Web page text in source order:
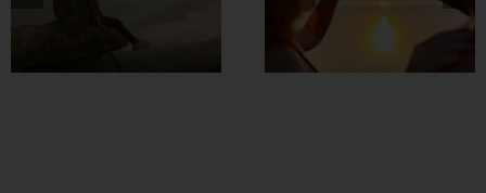
အချစ်တွေ ပိုတိုးလာ